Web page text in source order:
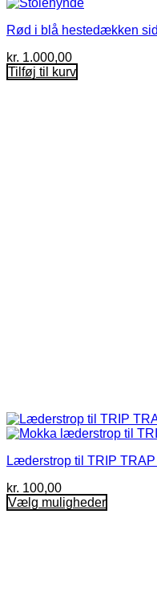
Rød i blå hestedækken
kr. 1.000,00
Tilføj til kurv
Læderstrop til TRIP TRAP
kr. 100,00
Vælg muligheder